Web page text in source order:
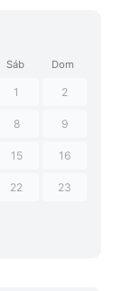
Sáb Dom
1 2
8 9
15 16
22 23